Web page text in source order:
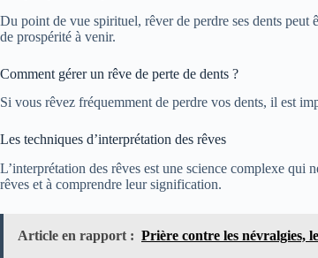
Du point de vue spirituel, rêver de perdre ses dents peut
de prospérité à venir.
Comment gérer un rêve de perte de dents ?
Si vous rêvez fréquemment de perdre vos dents, il est
Les techniques d’interprétation des rêves
L’interprétation des rêves est une science complexe qui
rêves et à comprendre leur signification.
Article en rapport : Prière contre les névralgies,